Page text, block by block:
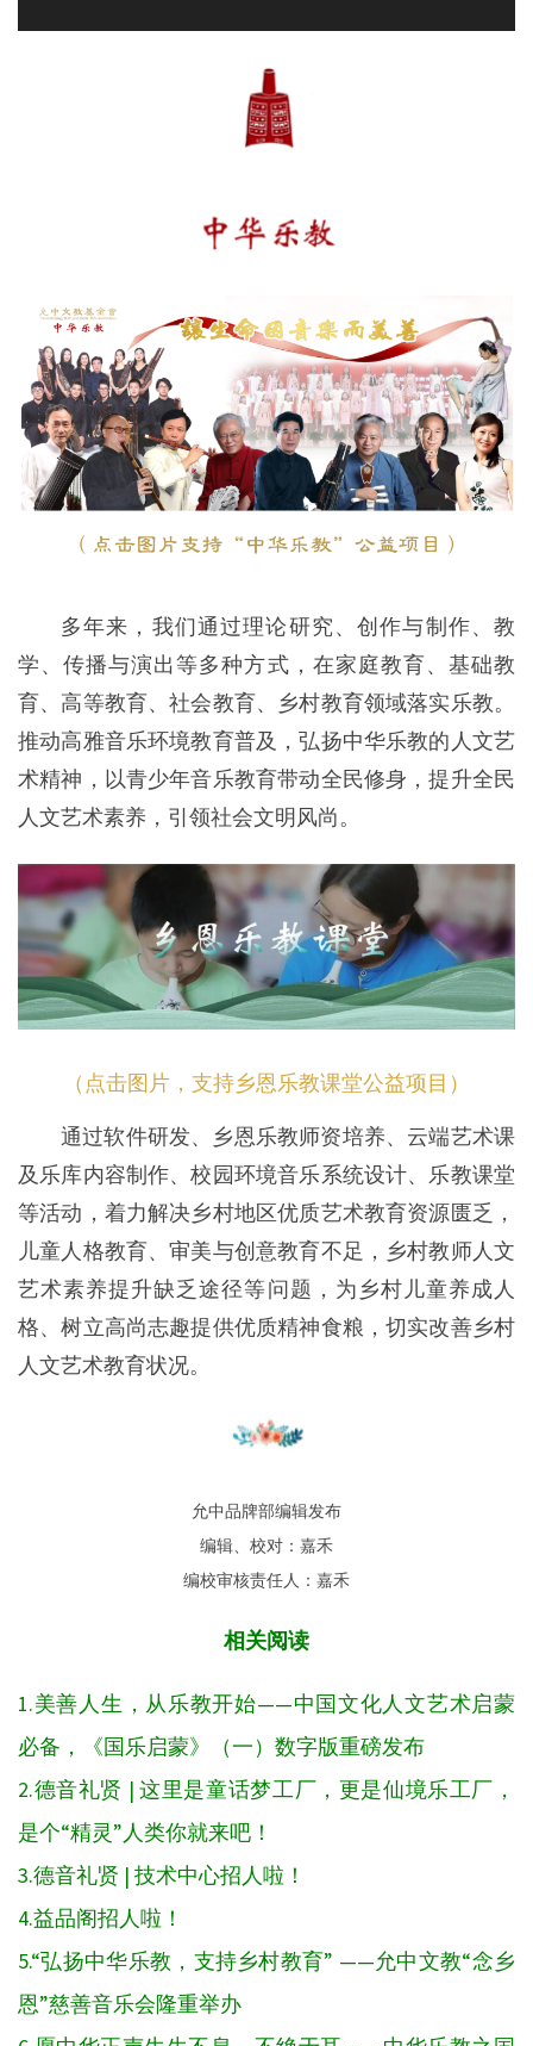
多年来，我们通过理论研究、创作与制作、教
学、传播与演出等多种方式，在家庭教育、基础教
育、高等教育、社会教育、乡村教育领域落实乐教。
推动高雅音乐环境教育普及，弘扬中华乐教的人文艺
术精神，以青少年音乐教育带动全民修身，提升全民
人文艺术素养，引领社会文明风尚。
（点击图片，支持乡恩乐教课堂公益项目）
通过软件研发、乡恩乐教师资培养、云端艺术课
及乐库内容制作、校园环境音乐系统设计、乐教课堂
等活动，着力解决乡村地区优质艺术教育资源匮乏，
儿童人格教育、审美与创意教育不足，乡村教师人文
艺术素养提升缺乏途径等问题，为乡村儿童养成人
格、树立高尚志趣提供优质精神食粮，切实改善乡村
人文艺术教育状况。
允中品牌部编辑发布
编辑、校对：嘉禾
编校审核责任人：嘉禾
相关阅读
1.美善人生，从乐教开始——中国文化人文艺术启蒙
必备，《国乐启蒙》（一）数字版重磅发布
2.德音礼贤 | 这里是童话梦工厂，更是仙境乐工厂，
是个“精灵”人类你就来吧！
3.德音礼贤 | 技术中心招人啦！
4.益品阁招人啦！
5.“弘扬中华乐教，支持乡村教育” ——允中文教“念乡
恩”慈善音乐会隆重举办